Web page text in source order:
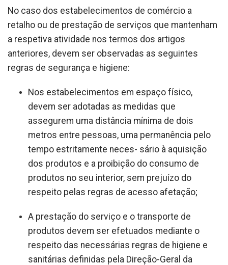
No caso dos estabelecimentos de comércio a
retalho ou de prestação de serviços que mantenham
a respetiva atividade nos termos dos artigos
anteriores, devem ser observadas as seguintes
regras de segurança e higiene:
Nos estabelecimentos em espaço físico,
devem ser adotadas as medidas que
assegurem uma distância mínima de dois
metros entre pessoas, uma permanência pelo
tempo estritamente neces- sário à aquisição
dos produtos e a proibição do consumo de
produtos no seu interior, sem prejuízo do
respeito pelas regras de acesso afetação;
A prestação do serviço e o transporte de
produtos devem ser efetuados mediante o
respeito das necessárias regras de higiene e
sanitárias definidas pela Direção-Geral da